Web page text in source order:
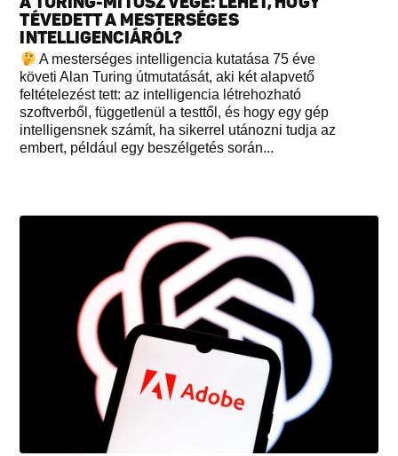
TÉVEDETT A MESTERSÉGES
INTELLIGENCIÁRÓL?
A mesterséges intelligencia kutatása 75 éve
követi Alan Turing útmutatását, aki két alapvető
feltételezést tett: az intelligencia létrehozható
szoftverből, függetlenül a testtől, és hogy egy gép
intelligensnek számít, ha sikerrel utánozni tudja az
embert, például egy beszélgetés során...